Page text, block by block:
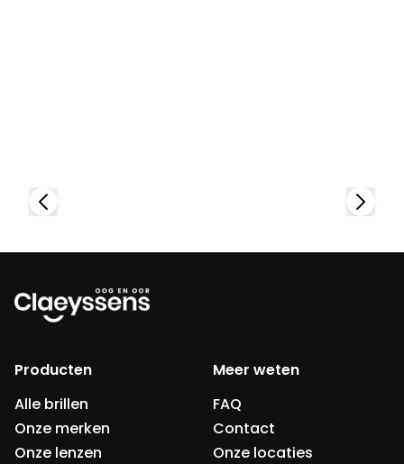
Producten
Alle brillen
Onze merken
Onze lenzen
Meer weten
FAQ
Contact
Onze locaties